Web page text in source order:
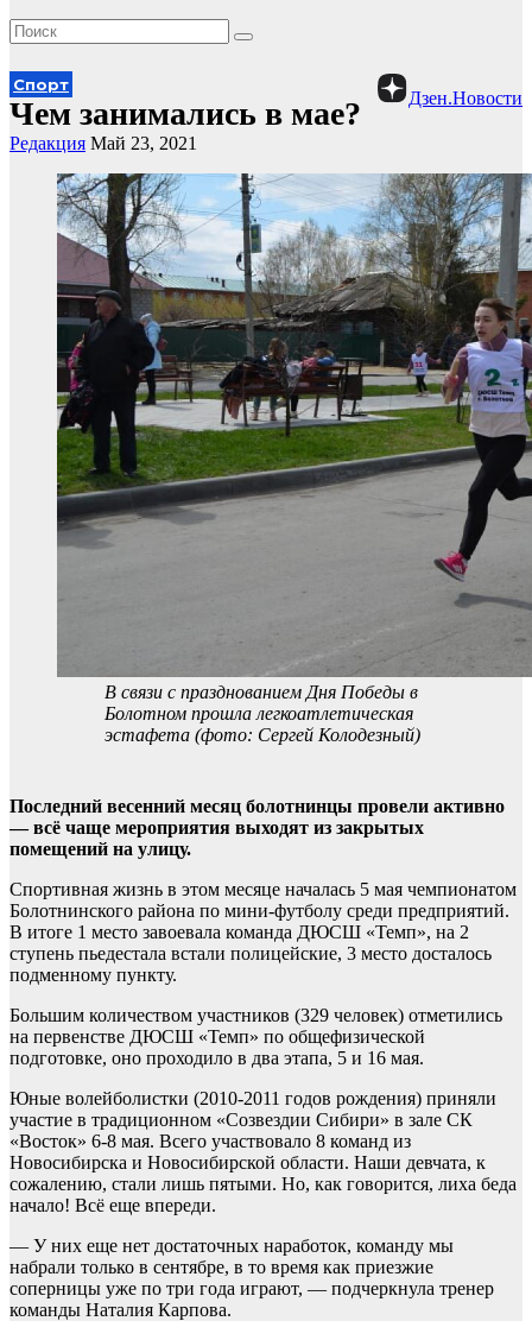
Дзен.Новости
Спорт
Чем занимались в мае?
Редакция Май 23, 2021
В связи с празднованием Дня Победы в
Болотном прошла легкоатлетическая
эстафета (фото: Сергей Колодезный)
Последний весенний месяц болотнинцы провели активно
— всё чаще мероприятия выходят из закрытых
помещений на улицу.
Спортивная жизнь в этом месяце началась 5 мая чемпионатом
Болотнинского района по мини-футболу среди предприятий.
В итоге 1 место завоевала команда ДЮСШ «Темп», на 2
ступень пьедестала встали полицейские, 3 место досталось
подменному пункту.
Большим количеством участников (329 человек) отметились
на первенстве ДЮСШ «Темп» по общефизической
подготовке, оно проходило в два этапа, 5 и 16 мая.
Юные волейболистки (2010-2011 годов рождения) приняли
участие в традиционном «Созвездии Сибири» в зале СК
«Восток» 6-8 мая. Всего участвовало 8 команд из
Новосибирска и Новосибирской области. Наши девчата, к
сожалению, стали лишь пятыми. Но, как говорится, лиха беда
начало! Всё еще впереди.
— У них еще нет достаточных наработок, команду мы
набрали только в сентябре, в то время как приезжие
соперницы уже по три года играют, — подчеркнула тренер
команды Наталия Карпова.